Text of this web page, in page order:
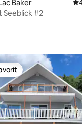
4,92 von 5, 12
Baker
Seeblick #2